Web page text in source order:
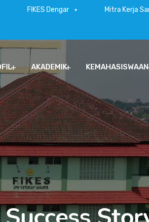
FIKES Dengar Mitra Kerja
AKADEMIK KEMAHASISWAAN